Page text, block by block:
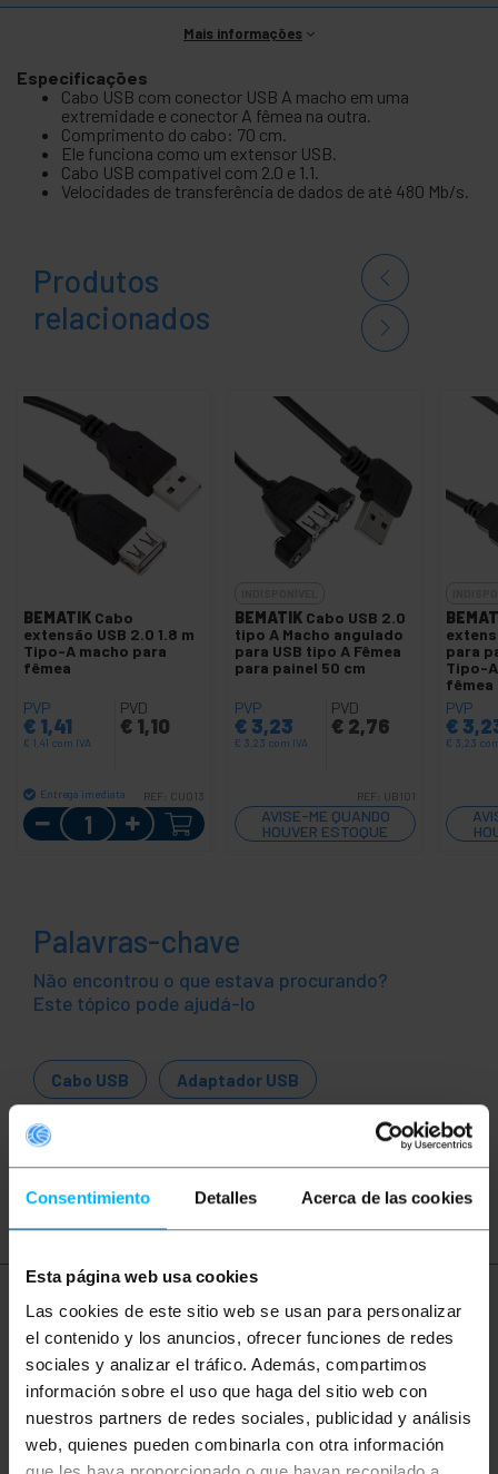
Consentimiento Detalles Acerca de las cookies
Esta página web usa cookies
Las cookies de este sitio web se usan para personalizar
el contenido y los anuncios, ofrecer funciones de redes
sociales y analizar el tráfico. Además, compartimos
información sobre el uso que haga del sitio web con
nuestros partners de redes sociales, publicidad y análisis
web, quienes pueden combinarla con otra información
Mais informações
Especificações
Cabo USB com conector USB A macho em uma
extremidade e conector A fêmea na outra.
Comprimento do cabo: 70 cm.
Ele funciona como um extensor USB.
Cabo USB compatível com 2.0 e 1.1.
Velocidades de transferência de dados de até 480 Mb/s.
Produtos
relacionados
BEMATIK Cabo
extensão USB 2.0 1.8 m
Tipo-A macho para
fêmea
PVP
€ 1,41
€ 1,41 com IVA
PVD
€1,10
Entrega imediata REF: CU013
Quantidade
BEMATIK Cabo USB 2.0
tipo A Macho angulado
para USB tipo A Fêmea
para painel 50 cm
PVP
€ 3,23
€ 3,23 com IVA
PVD
€2,76
REF: UB101
AVISE-ME QUANDO
HOUVER ESTOQUE
para
Tipo-
fêmea
PVP
€
€ 3,23
Palavras-chave
Não encontrou o que estava procurando?
Este tópico pode ajudá-lo
Cabo USB Adaptador USB
USB 2.0
Mais informações
Descrição
Cabo de dados USB. Este cabo USB está em